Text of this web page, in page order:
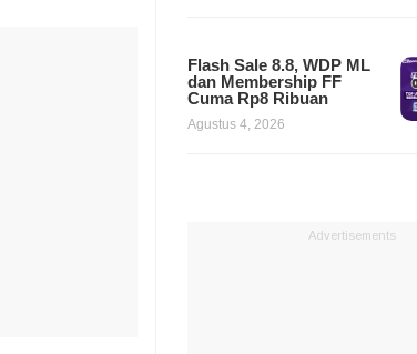
Flash Sale 8.8, WDP ML
dan Membership FF
Cuma Rp8 Ribuan
Agustus 4, 2026
Advertisements